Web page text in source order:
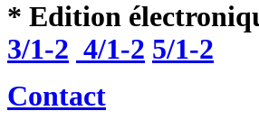
* Edition
3/1-2 4/1-2 5/1-2
Contact